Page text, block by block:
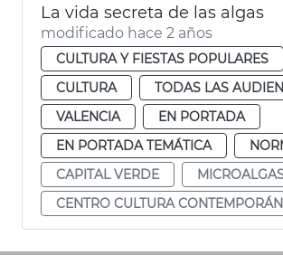
La vida secreta de las algas
modificado hace 2 años
CULTURA Y FIESTAS POPULARES
CULTURA
TODAS LAS
VALENCIA
EN PORTADA
EN PORTADA TEMÁTICA
CAPITAL VERDE
CENTRO CULTURA